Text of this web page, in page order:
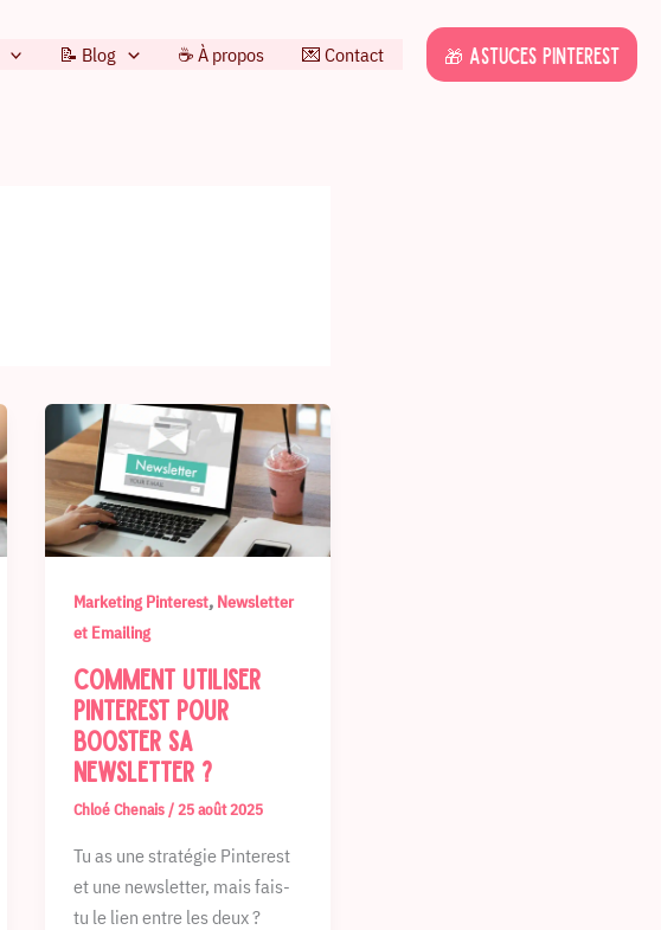
📝 Blog ☕️ À propos 💌 Contact 🎁 Astuces Pinterest
Marketing Pinterest, Newsletter
et Emailing
Comment utiliser
Pinterest pour
booster sa
newsletter ?
Chloé Chenais/25 août 2025
Tu as une stratégie Pinterest
et une newsletter, mais fais-
tu le lien entre les deux ?